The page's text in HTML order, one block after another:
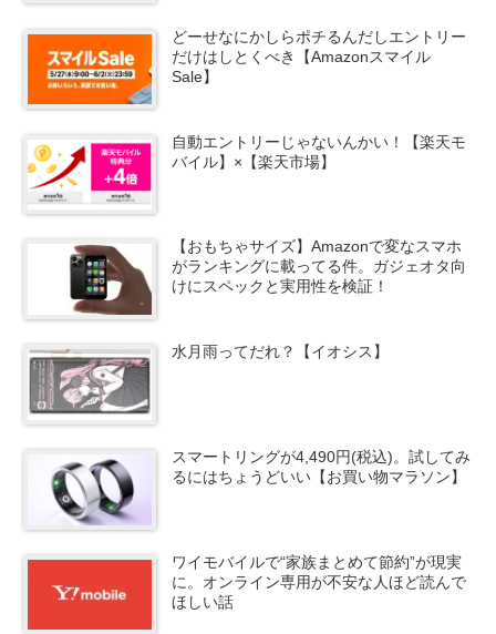
どーせなにかしらポチるんだしエントリー
だけはしとくべき【Amazonスマイル
Sale】
自動エントリーじゃないんかい！【楽天モ
バイル】×【楽天市場】
【おもちゃサイズ】Amazonで変なスマホ
がランキングに載ってる件。ガジェオタ向
けにスペックと実用性を検証！
水月雨ってだれ？【イオシス】
スマートリングが4,490円(税込)。試してみ
るにはちょうどいい【お買い物マラソン】
ワイモバイルで“家族まとめて節約”が現実
に。オンライン専用が不安な人ほど読んで
ほしい話